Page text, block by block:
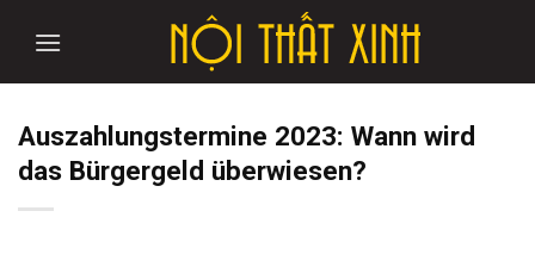
Auszahlungstermine 2023: Wann wird
das Bürgergeld überwiesen?